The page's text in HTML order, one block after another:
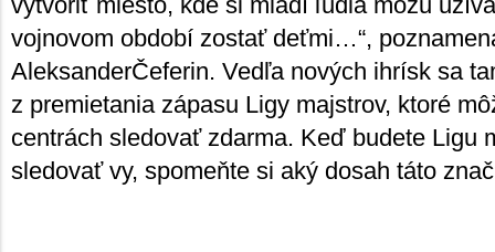
vytvoriť miesto, kde si mladí ľudia môžu
vojnovom období zostať deťmi…“,
AleksanderČeferin. Vedľa nových ihrísk sa
z premietania zápasu Ligy majstrov, ktoré
centrách sledovať zdarma. Keď budete Ligu
sledovať vy, spomeňte si aký dosah táto